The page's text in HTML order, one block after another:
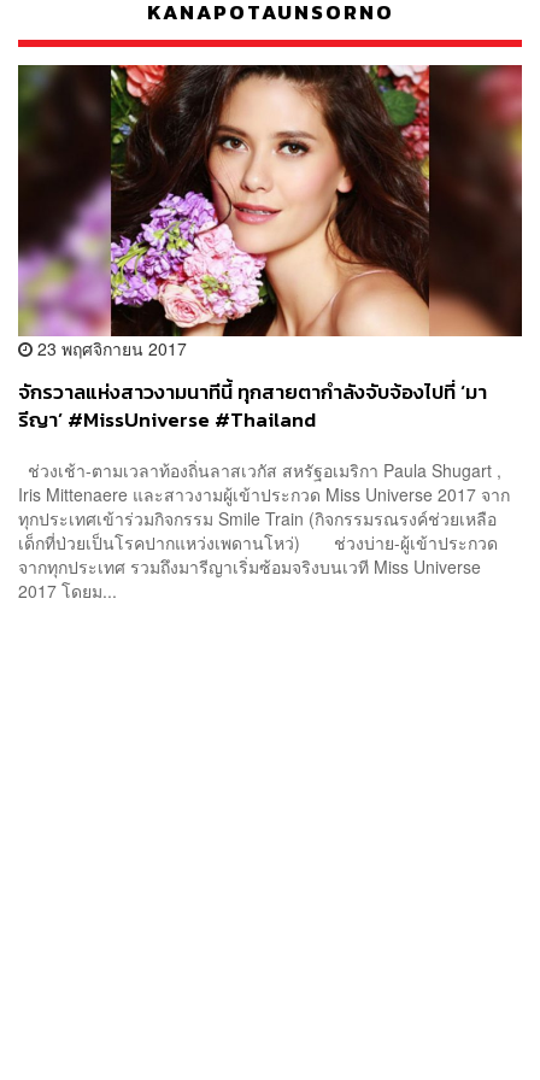
KANAPOTAUNSORNO
23 พฤศจิกายน 2017
จักรวาลแห่งสาวงามนาทีนี้ ทุกสายตากำลังจับจ้องไปที่ ‘มา
รีญา’ #MissUniverse #Thailand
ช่วงเช้า-ตามเวลาท้องถิ่นลาสเวกัส สหรัฐอเมริกา Paula Shugart ,
Iris Mittenaere และสาวงามผู้เข้าประกวด Miss Universe 2017 จาก
ทุกประเทศเข้าร่วมกิจกรรม Smile Train (กิจกรรมรณรงค์ช่วยเหลือ
เด็กที่ป่วยเป็นโรคปากแหว่งเพดานโหว่) ช่วงบ่าย-ผู้เข้าประกวด
จากทุกประเทศ รวมถึงมารีญาเริ่มซ้อมจริงบนเวที Miss Universe
2017 โดยม...